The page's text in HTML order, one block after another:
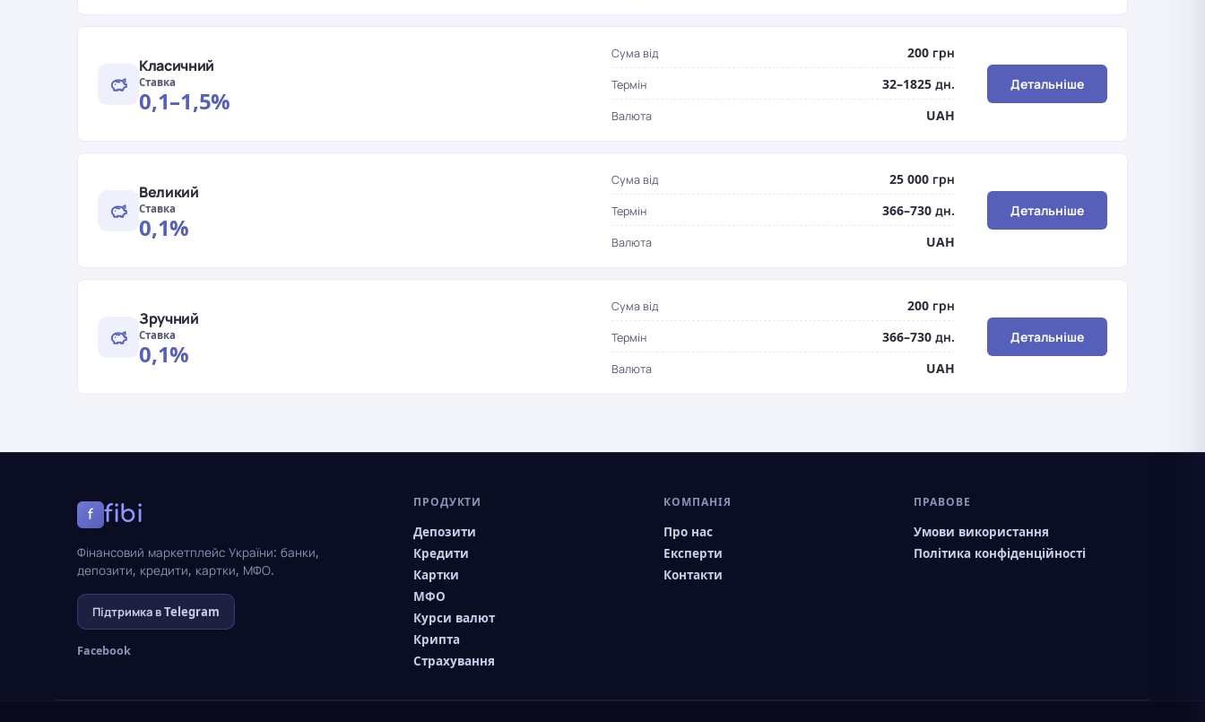
Класичний
Ставка
0,1–1,5%
Сума від 200 грн
Термін 32–1825 дн.
Валюта UAH
Детальніше
Великий
Ставка
0,1%
Сума від 25 000 грн
Термін 366–730 дн.
Валюта UAH
Детальніше
Зручний
Ставка
0,1%
Сума від 200 грн
Термін 366–730 дн.
Валюта UAH
Детальніше
f fibi
Фінансовий маркетплейс України: банки,
депозити, кредити, картки, МФО.
Підтримка в Telegram
Facebook
ПРОДУКТИ
Депозити
Кредити
Картки
МФО
Курси валют
Крипта
Страхування
КОМПАНІЯ
Про нас
Експерти
Контакти
ПРАВОВЕ
Умови використання
Політика конфіденційності